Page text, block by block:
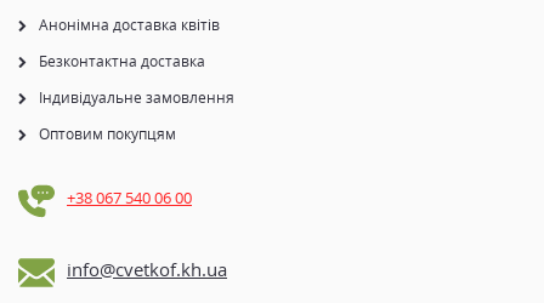
Анонімна доставка квітів
Безконтактна доставка
Індивідуальне замовлення
Оптовим покупцям
+38 067 540 06 00
info@cvetkof.kh.ua